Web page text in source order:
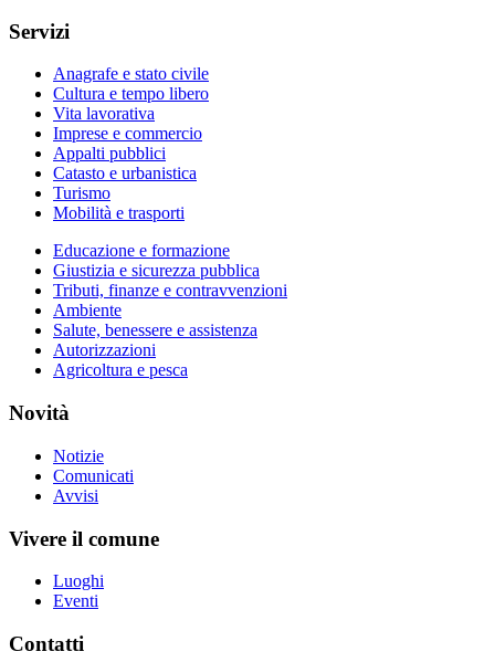
Servizi
Anagrafe e stato civile
Cultura e tempo libero
Vita lavorativa
Imprese e commercio
Appalti pubblici
Catasto e urbanistica
Turismo
Mobilità e trasporti
Educazione e formazione
Giustizia e sicurezza pubblica
Tributi, finanze e contravvenzioni
Ambiente
Salute, benessere e assistenza
Autorizzazioni
Agricoltura e pesca
Novità
Notizie
Comunicati
Avvisi
Vivere il comune
Luoghi
Eventi
Contatti